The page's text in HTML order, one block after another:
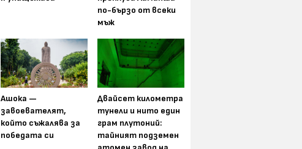
по-бързо от всеки
мъж
Ашока —
завоевателят,
който съжалява за
победата си
Двайсет километра
тунели и нито един
грам плутоний:
тайният подземен